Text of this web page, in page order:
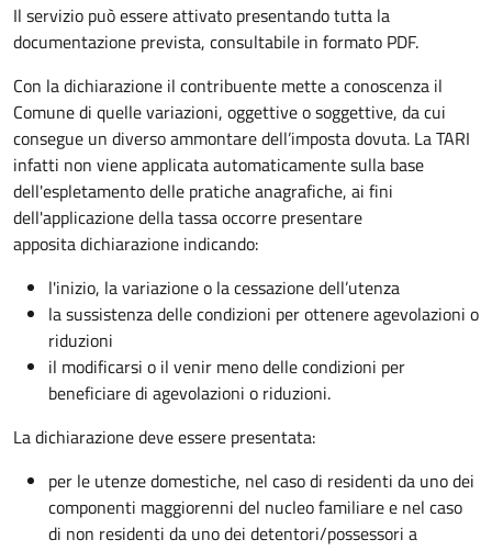
Il servizio può essere attivato presentando tutta la
documentazione prevista, consultabile in formato PDF.
Con la dichiarazione il contribuente mette a conoscenza il
Comune di quelle variazioni, oggettive o soggettive, da cui
consegue un diverso ammontare dell’imposta dovuta. La TARI
infatti non viene applicata automaticamente sulla base
dell'espletamento delle pratiche anagrafiche, ai fini
dell'applicazione della tassa occorre presentare
apposita dichiarazione indicando:
l'inizio, la variazione o la cessazione dell’utenza
la sussistenza delle condizioni per ottenere agevolazioni o
riduzioni
il modificarsi o il venir meno delle condizioni per
beneficiare di agevolazioni o riduzioni.
La dichiarazione deve essere presentata:
per le utenze domestiche, nel caso di residenti da uno dei
componenti maggiorenni del nucleo familiare e nel caso
di non residenti da uno dei detentori/possessori a